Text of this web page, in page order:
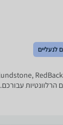
לנעליים
הרלוונטיות עבורכם.